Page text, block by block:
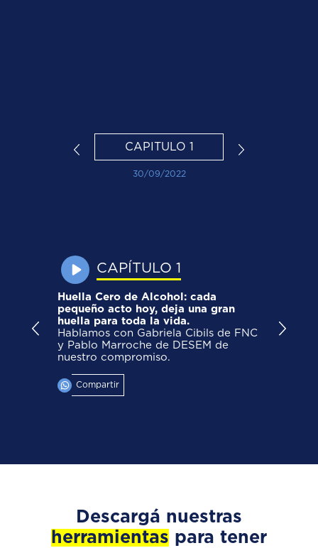
CAPITULO 1
30/09/2022
CAPÍTULO 1
Huella Cero de Alcohol: cada
pequeño acto hoy, deja una gran
huella para toda la vida.
Hablamos con Gabriela Cibils de FNC
y Pablo Marroche de DESEM de
nuestro compromiso.
Compartir
Descargá nuestras
herramientas para tener